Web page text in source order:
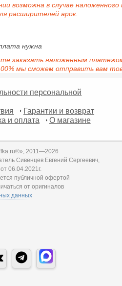
возможна в случае
расширителей арок.
нужна
заказать наложенным
мы сможем отправить вам
персональной
Гарантии и возврат
и оплата
О магазине
2011—2026
Сивенцев Евгений Сергеевич,
06.04.2021г.
публичной офертой
от оригиналов
данных